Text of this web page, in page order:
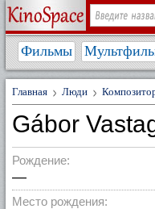
Фильмы
Главная Люди
Gábor
Рождение:
—
Место рождения: